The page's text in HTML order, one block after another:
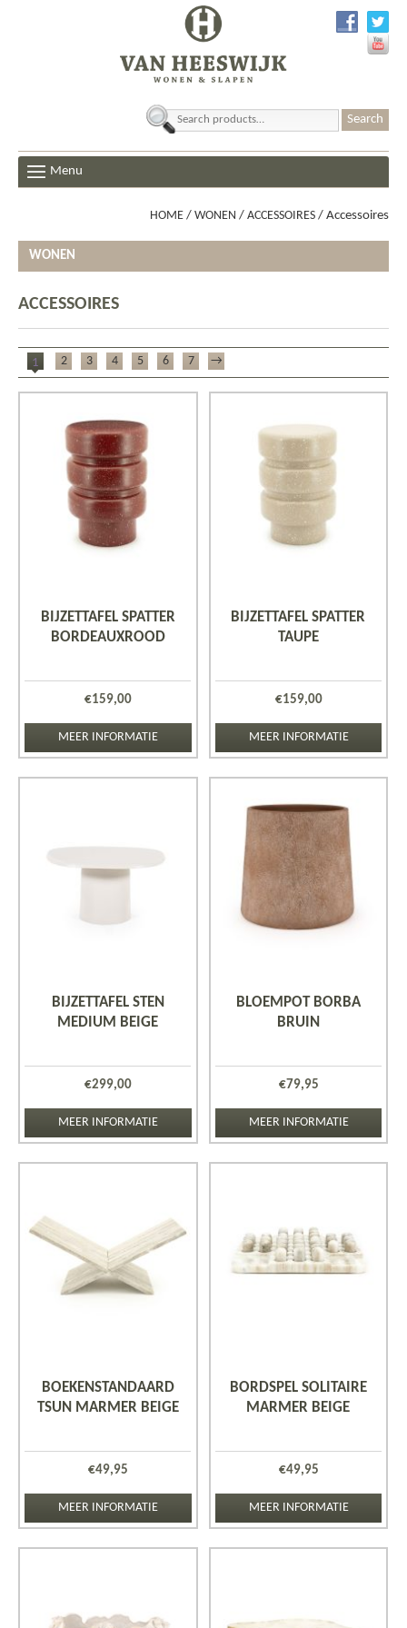
Search
Menu
HOME / WONEN / ACCESSOIRES / Accessoires
WONEN
ACCESSOIRES
1 2 3 4 5 6 7 →
BIJZETTAFEL SPATTER
BORDEAUXROOD
€159,00
MEER INFORMATIE
BIJZETTAFEL SPATTER
TAUPE
€159,00
MEER INFORMATIE
BIJZETTAFEL STEN
MEDIUM BEIGE
€299,00
MEER INFORMATIE
BLOEMPOT BORBA
BRUIN
€79,95
MEER INFORMATIE
BOEKENSTANDAARD
TSUN MARMER BEIGE
€49,95
MEER INFORMATIE
BORDSPEL SOLITAIRE
MARMER BEIGE
€49,95
MEER INFORMATIE